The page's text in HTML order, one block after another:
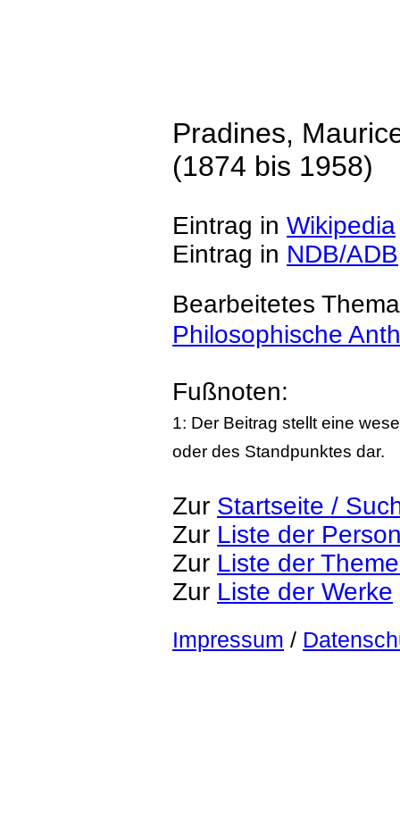
Pradines,
(1874 bis 1958)
Eintrag in Wikipedia
Eintrag in NDB/ADB
Bearbeitetes
Philosophische
Fußnoten:
1: Der Beitrag stellt eine
oder des Standpunktes dar.
Zur Startseite /
Zur Liste der
Zur Liste der
Zur Liste der Werke
Impressum /